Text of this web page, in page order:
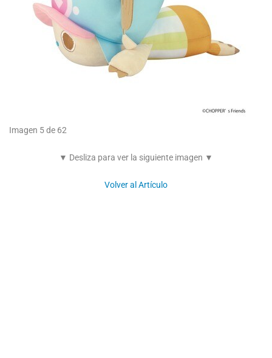
Imagen 5 de 62
▼ Desliza para ver la siguiente imagen ▼
Volver al Artículo